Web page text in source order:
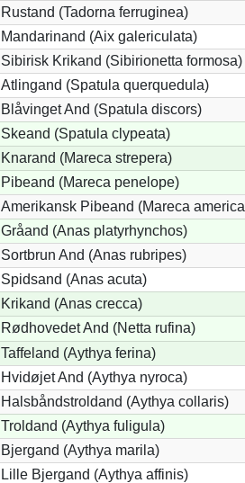
Rustand (Tadorna ferruginea)
Mandarinand (Aix galericulata)
Sibirisk Krikand (Sibirionetta formosa)
Atlingand (Spatula querquedula)
Blåvinget And (Spatula discors)
Skeand (Spatula clypeata)
Knarand (Mareca strepera)
Pibeand (Mareca penelope)
Amerikansk Pibeand (Mareca
Gråand (Anas platyrhynchos)
Sortbrun And (Anas rubripes)
Spidsand (Anas acuta)
Krikand (Anas crecca)
Rødhovedet And (Netta rufina)
Taffeland (Aythya ferina)
Hvidøjet And (Aythya nyroca)
Halsbåndstroldand (Aythya collaris)
Troldand (Aythya fuligula)
Bjergand (Aythya marila)
Lille Bjergand (Aythya affinis)